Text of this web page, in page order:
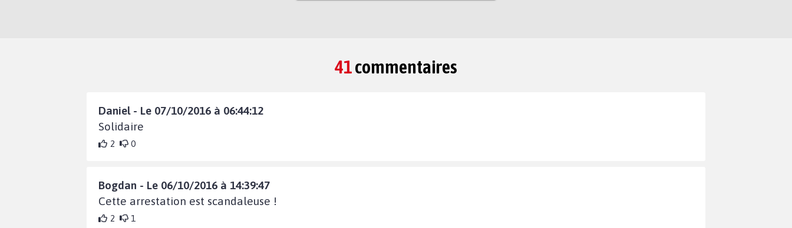
41commentaires
Daniel - Le 07/10/2016 à 06:44:12
Solidaire
2 0
Bogdan - Le 06/10/2016 à 14:39:47
Cette arrestation est scandaleuse !
2 1